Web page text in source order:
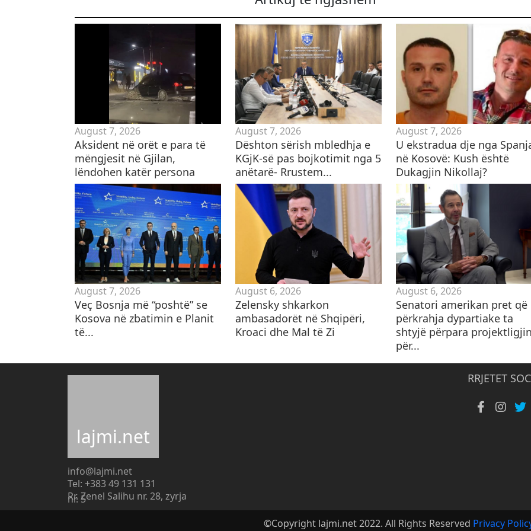
August 7, 2026
Aksident në orët e para të
mëngjesit në Gjilan,
lëndohen katër persona
August 7, 2026
Dështon sërish mbledhja e
KGjK-së pas bojkotimit nga 5
anëtarë- Rrustem...
August 7, 2026
U ekstradua dje nga
në Kosovë: Kush është
Dukagjin Nikollaj?
August 7, 2026
​Veç Bosnja më “poshtë” se
Kosova në zbatimin e Planit
të...
August 6, 2026
Zelensky shkarkon
ambasadorët në Shqipëri,
Kroaci dhe Mal të Zi
August 6, 2026
Senatori amerikan pret që
përkrahja dypartiake ta
shtyjë përpara
për...
lajmi.net
info@lajmi.net
Tel: +383 49 131 131
Rr. Zenel Salihu nr. 28, zyrja
nr. 5
RRJETET
©Copyright lajmi.net 2022. All Rights Reserved Privacy